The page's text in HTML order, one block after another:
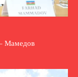
Мамедов